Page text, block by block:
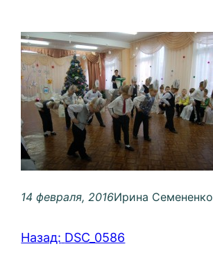
14 февраля, 2016Ирина Семененко
Назад: DSC_0586